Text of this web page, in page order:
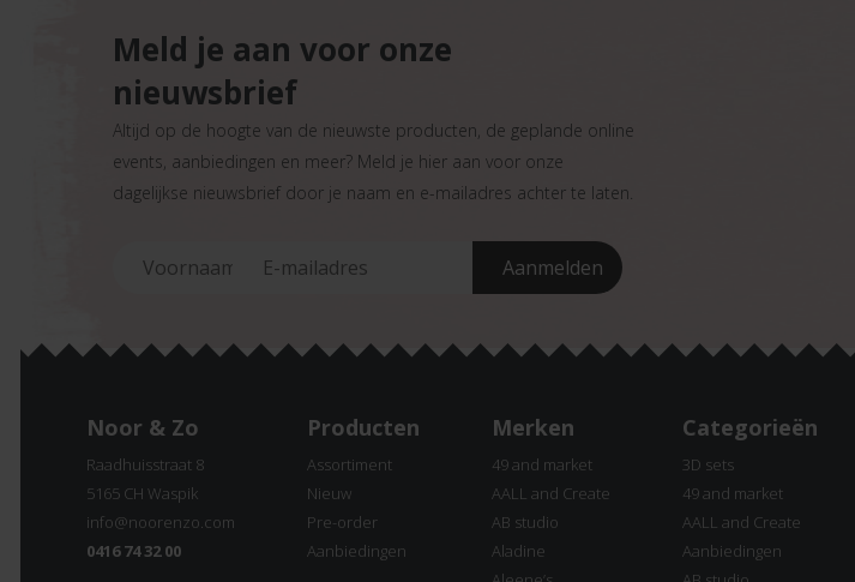
Meld je aan voor onze
nieuwsbrief
Altijd op de hoogte van de nieuwste producten, de geplande online
events, aanbiedingen en meer? Meld je hier aan voor onze
dagelijkse nieuwsbrief door je naam en e-mailadres achter te laten.
Noor & Zo
Raadhuisstraat 8
5165 CH Waspik
info@noorenzo.com
0416 74 32 00
Producten
Assortiment
Nieuw
Pre-order
Aanbiedingen
Merken
49 and market
AALL and Create
AB studio
Aladine
Categorieën
3D sets
49 and market
AALL and Create
Aanbiedingen